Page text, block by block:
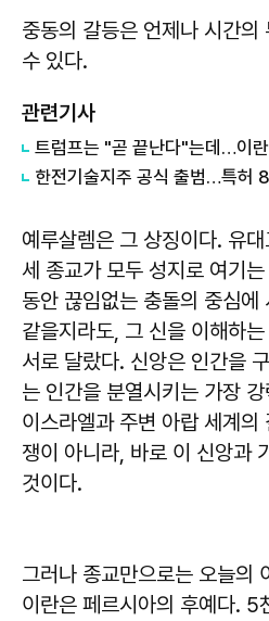
중동의 갈등은 언제나 시간의
수 있다.
관련기사
트럼프는 "곧 끝난다"는데…이
예루살렘은 그 상징이다. 유
세 종교가 모두 성지로 여기
동안 끊임없는 충돌의 중심
같을지라도, 그 신을 이해하
서로 달랐다. 신앙은 인간을
는 인간을 분열시키는 가장
이스라엘과 주변 아랍 세계의
쟁이 아니라, 바로 이 신앙과
것이다.
그러나 종교만으로는 오늘의
이란은 페르시아의 후예다. 5